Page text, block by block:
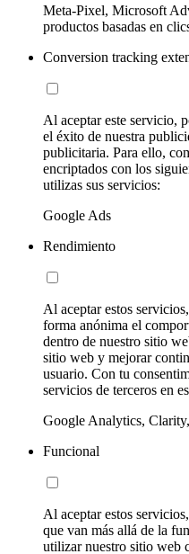
Meta-Pixel, Microsoft
productos basadas en
Conversion tracking
Al aceptar este servicio,
el éxito de nuestra
publicitaria. Para ello,
encriptados con los
utilizas sus servicios:
Google Ads
Rendimiento
Al aceptar estos
forma anónima el
dentro de nuestro sitio
sitio web y mejorar
usuario. Con tu
servicios de terceros en
Google Analytics,
Funcional
Al aceptar estos
que van más allá de la
utilizar nuestro sitio web